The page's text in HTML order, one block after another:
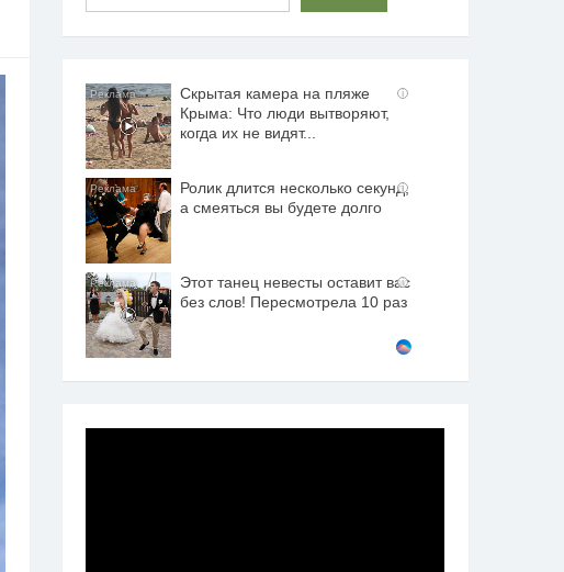
i
Скрытая камера на пляже
Крыма: Что люди вытворяют,
когда их не видят...
i
Ролик длится несколько секунд,
а смеяться вы будете долго
i
Этот танец невесты оставит вас
без слов! Пересмотрела 10 раз